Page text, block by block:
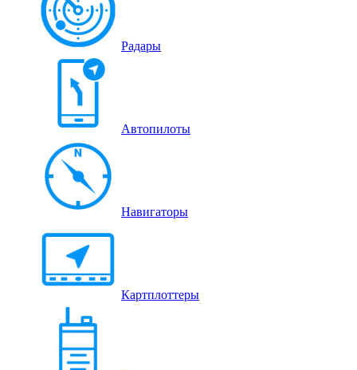
Радары
Автопилоты
Навигаторы
Картплоттеры